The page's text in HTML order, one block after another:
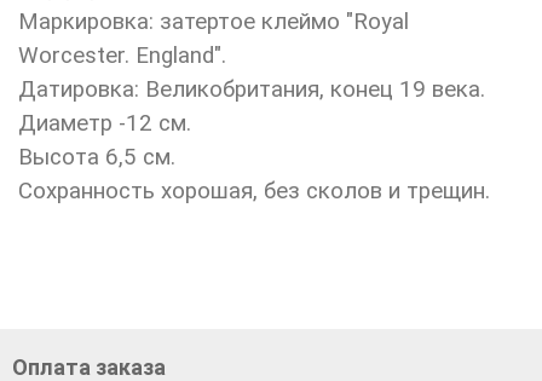
Маркировка: затертое клеймо "Royal
Worcester. England".
Датировка: Великобритания, конец 19 века.
Диаметр -12 см.
Высота 6,5 см.
Сохранность хорошая, без сколов и трещин.
Оплата заказа